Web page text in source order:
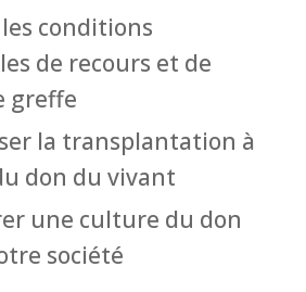
conditions
de recours et de
greffe
la transplantation à
don du vivant
une culture du don
société